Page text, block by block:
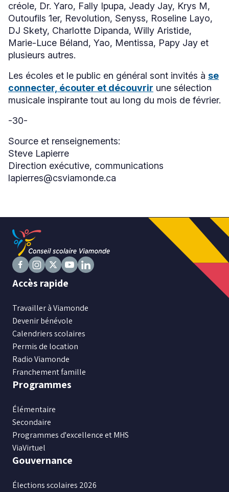
créole, Dr. Yaro, Fally Ipupa, Jeady Jay, Krys M,
Outoufils 1er, Revolution, Senyss, Roseline Layo,
DJ Skety, Charlotte Dipanda, Willy Aristide,
Marie-Luce Béland, Yao, Mentissa, Papy Jay et
plusieurs autres.
Les écoles et le public en général sont invités à se
connecter, écouter et découvrir une sélection
musicale inspirante tout au long du mois de février.
-30-
Source et renseignements:
Steve Lapierre
Direction exécutive, communications
lapierres@csviamonde.ca
Suivez
sur
Facebook
Suivez
sur
Instagram
Suivez
nous
sur
X
Suivez
sur
Accès rapide
Travailler à Viamonde
Devenir bénévole
Calendriers scolaires
Permis de location
Radio Viamonde
Franchement famille
Programmes
Élémentaire
Secondaire
Programmes d'excellence et MHS
ViaVirtuel
Gouvernance
Élections scolaires 2026